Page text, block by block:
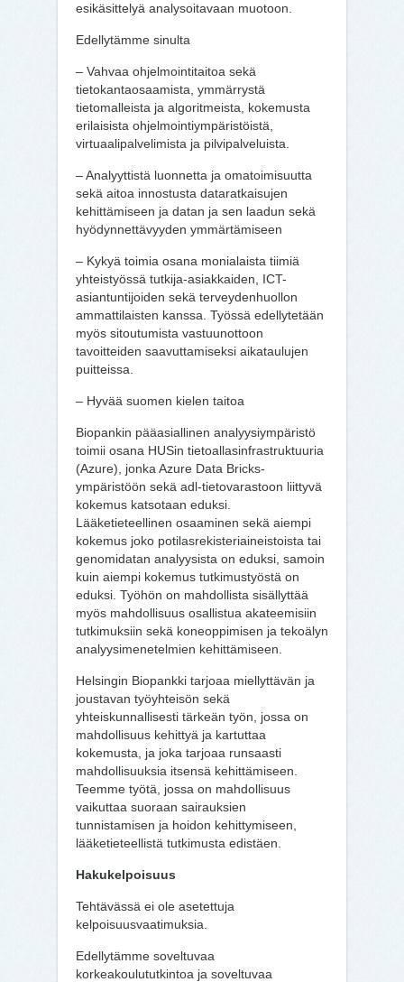
esikäsittelyä analysoitavaan muotoon.
Edellytämme sinulta
– Vahvaa ohjelmointitaitoa sekä
tietokantaosaamista, ymmärrystä
tietomalleista ja algoritmeista, kokemusta
erilaisista ohjelmointiympäristöistä,
virtuaalipalvelimista ja pilvipalveluista.
– Analyyttistä luonnetta ja omatoimisuutta
sekä aitoa innostusta dataratkaisujen
kehittämiseen ja datan ja sen laadun sekä
hyödynnettävyyden ymmärtämiseen
– Kykyä toimia osana monialaista tiimiä
yhteistyössä tutkija-asiakkaiden, ICT-
asiantuntijoiden sekä terveydenhuollon
ammattilaisten kanssa. Työssä edellytetään
myös sitoutumista vastuunottoon
tavoitteiden saavuttamiseksi aikataulujen
puitteissa.
– Hyvää suomen kielen taitoa
Biopankin pääasiallinen analyysiympäristö
toimii osana HUSin tietoallasinfrastruktuuria
(Azure), jonka Azure Data Bricks-
ympäristöön sekä adl-tietovarastoon liittyvä
kokemus katsotaan eduksi.
Lääketieteellinen osaaminen sekä aiempi
kokemus joko potilasrekisteriaineistoista tai
genomidatan analyysista on eduksi, samoin
kuin aiempi kokemus tutkimustyöstä on
eduksi. Työhön on mahdollista sisällyttää
myös mahdollisuus osallistua akateemisiin
tutkimuksiin sekä koneoppimisen ja tekoälyn
analyysimenetelmien kehittämiseen.
Helsingin Biopankki tarjoaa miellyttävän ja
joustavan työyhteisön sekä
yhteiskunnallisesti tärkeän työn, jossa on
mahdollisuus kehittyä ja kartuttaa
kokemusta, ja joka tarjoaa runsaasti
mahdollisuuksia itsensä kehittämiseen.
Teemme työtä, jossa on mahdollisuus
vaikuttaa suoraan sairauksien
tunnistamisen ja hoidon kehittymiseen,
lääketieteellistä tutkimusta edistäen.
Hakukelpoisuus
Tehtävässä ei ole asetettuja
kelpoisuusvaatimuksia.
Edellytämme soveltuvaa
korkeakoulututkintoa ja soveltuvaa